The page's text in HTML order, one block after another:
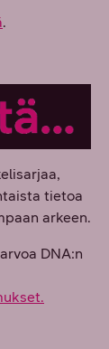
.
tietoa
arkeen.
DNA:n